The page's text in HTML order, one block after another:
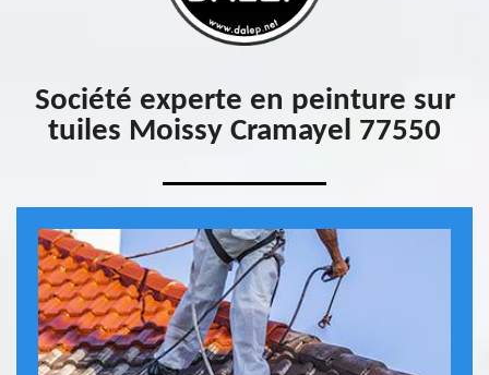
Société experte en peinture sur
tuiles Moissy Cramayel 77550